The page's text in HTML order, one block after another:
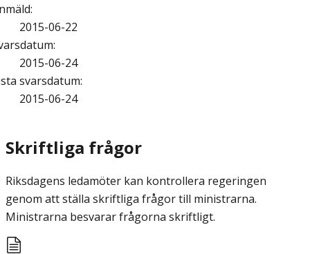
:
2015-06-22
:
2015-06-24
svarsdatum:
2015-06-24
Skriftliga frågor
Riksdagens ledamöter kan kontrollera regeringen
genom att ställa skriftliga frågor till ministrarna.
Ministrarna besvarar frågorna skriftligt.